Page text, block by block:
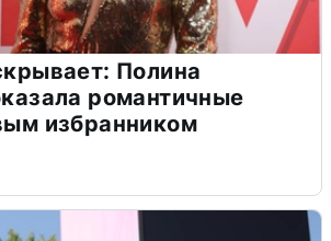
Полина
романтичные
избранником